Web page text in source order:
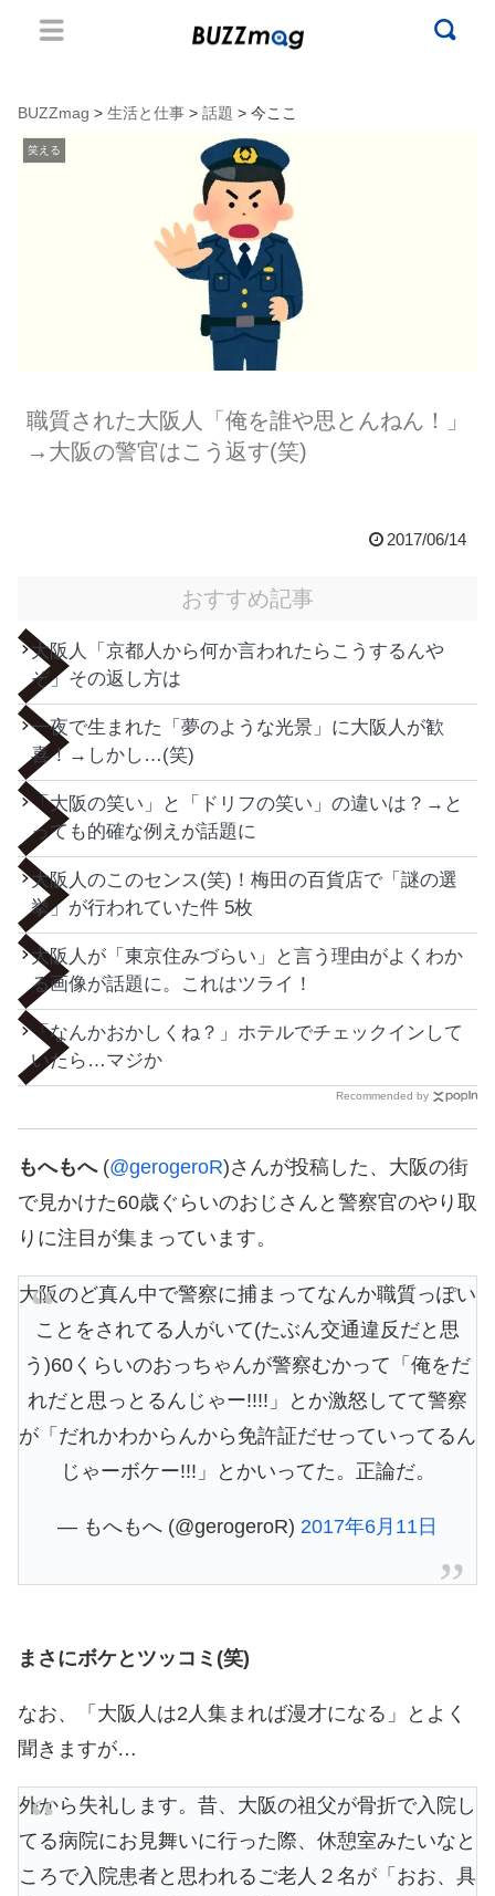
BUZZmag > 生活と仕事 > 話題 > 今ここ
笑える
職質された大阪人「俺を誰や思とんねん！」
→大阪の警官はこう返す(笑)
2017/06/14
おすすめ記事
大阪人「京都人から何か言われたらこうするんや
ぞ」その返し方は
一夜で生まれた「夢のような光景」に大阪人が歓
喜！→しかし…(笑)
「大阪の笑い」と「ドリフの笑い」の違いは？→と
っても的確な例えが話題に
大阪人のこのセンス(笑)！梅田の百貨店で「謎の選
挙」が行われていた件 5枚
大阪人が「東京住みづらい」と言う理由がよくわか
る画像が話題に。これはツライ！
「なんかおかしくね？」ホテルでチェックインして
いたら…マジか
Recommended by
もへもへ(@gerogeroR)さんが投稿した、大阪の街
で見かけた60歳ぐらいのおじさんと警察官のやり取
りに注目が集まっています。
大阪のど真ん中で警察に捕まってなんか職質っぽい
ことをされてる人がいて(たぶん交通違反だと思
う)60くらいのおっちゃんが警察むかって「俺をだ
れだと思っとるんじゃー!!!!」とか激怒してて警察
が「だれかわからんから免許証だせっていってるん
じゃーボケー!!!」とかいってた。正論だ。
— もへもへ (@gerogeroR) 2017年6月11日
まさにボケとツッコミ(笑)
なお、「大阪人は2人集まれば漫才になる」とよく
聞きますが…
外から失礼します。昔、大阪の祖父が骨折で入院し
てる病院にお見舞いに行った際、休憩室みたいなと
ころで入院患者と思われるご老人２名が「おお、具